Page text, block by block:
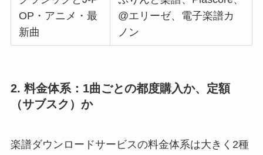
OP・アニメ・最
新曲
@エリーゼ、電子楽譜カ
ノン
2. 料金体系：1曲ごとの都度購入か、定額
（サブスク）か
楽譜ダウンロードサービスの料金体系は大きく2種